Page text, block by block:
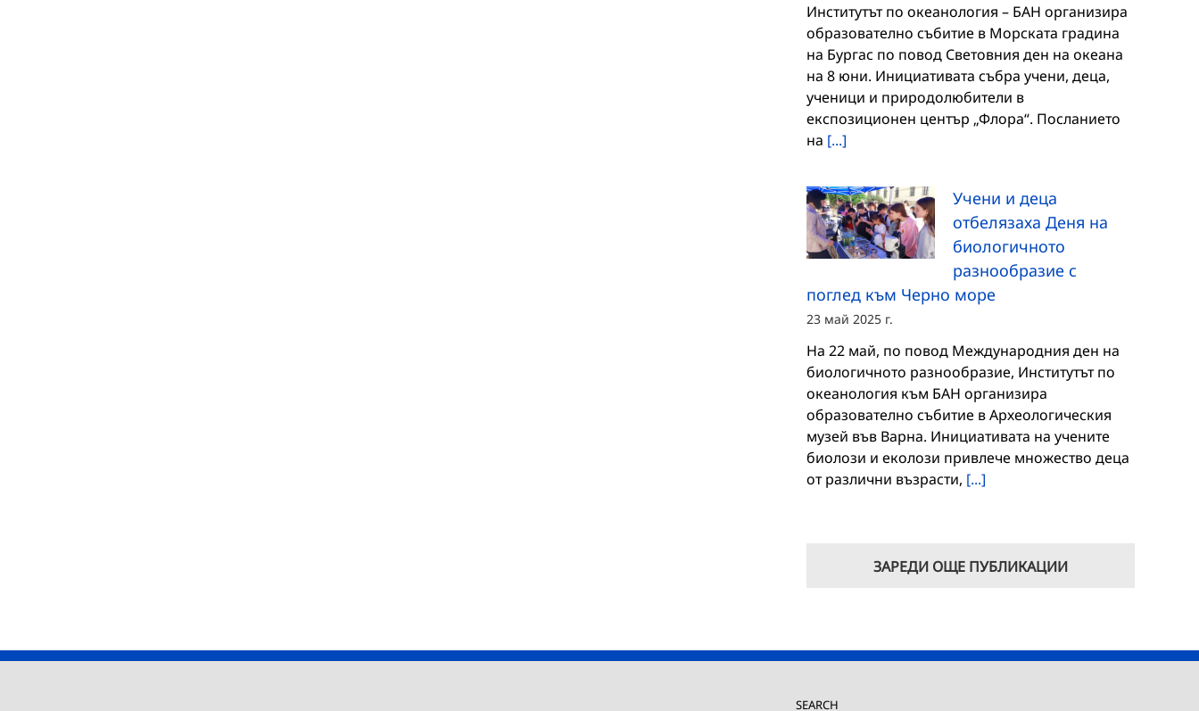
Институтът по океанология – БАН организира
образователно събитие в Морската градина
на Бургас по повод Световния ден на oкеана
на 8 юни. Инициативата събра учени, деца,
ученици и природолюбители в
експозиционен център „Флора“. Посланието
на [...]
Учени и деца
отбелязаха Деня на
биологичното
разнообразие с
поглед към Черно море
23 май 2025 г.
На 22 май, по повод Международния ден на
биологичното разнообразие, Институтът по
океанология към БАН организира
образователно събитие в Археологическия
музей във Варна. Инициативата на учените
биолози и еколози привлече множество деца
от различни възрасти, [...]
ЗАРЕДИ ОЩЕ ПУБЛИКАЦИИ
SEARCH